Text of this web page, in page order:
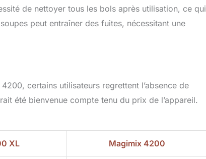
de nettoyer tous les bols après utilisation, ce qui
peut entraîner des fuites, nécessitant une
certains utilisateurs regrettent l’absence de
été bienvenue compte tenu du prix de l’appareil.
XL Magimix 4200